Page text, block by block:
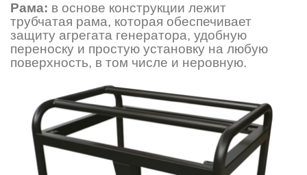
Рама: в основе конструкции лежит
трубчатая рама, которая обеспечивает
защиту агрегата генератора, удобную
переноску и простую установку на любую
поверхность, в том числе и неровную.